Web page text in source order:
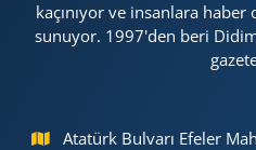
kaçınıyor ve insanlara
sunuyor. 1997'den beri Didim
Atatürk Bulvarı Efeler